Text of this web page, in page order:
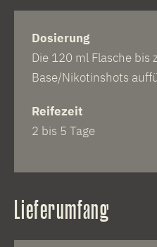
Dosierung
Die 120 ml Flasche bis
Base/Nikotinshots
Reifezeit
2 bis 5 Tage
Lieferumfang